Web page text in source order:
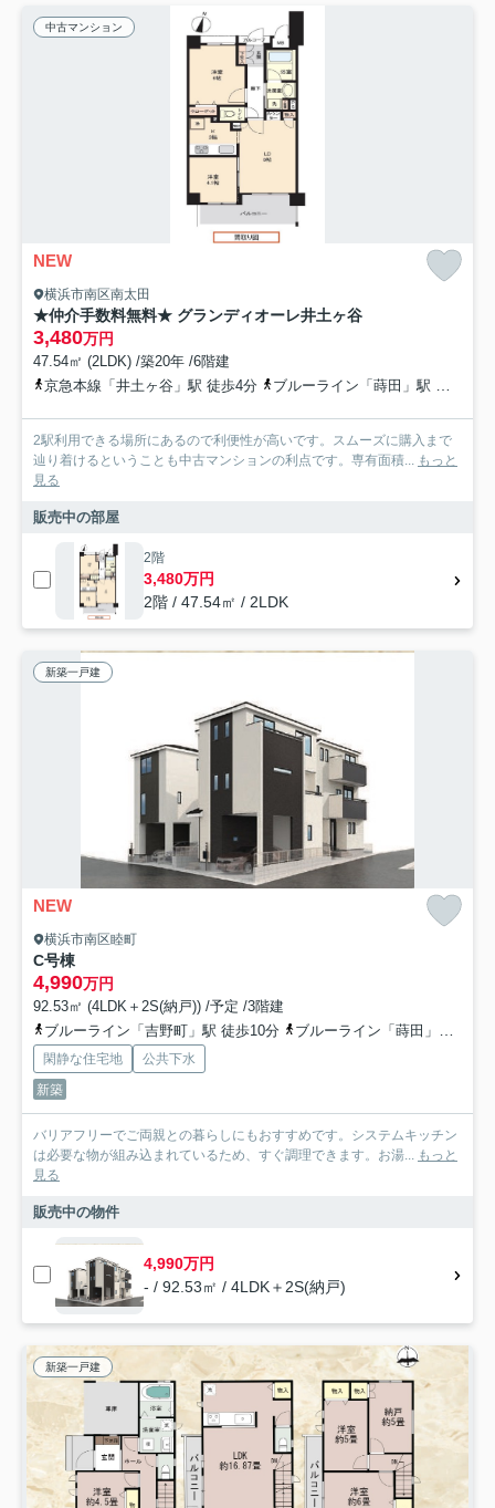
中古マンション
NEW
横浜市南区南太田
★仲介手数料無料★ グランディオーレ井土ヶ谷
3,480万円
47.54㎡ (2LDK) /築20年 /6階建
京急本線「井土ヶ谷」駅 徒歩4分
ブルーライン「蒔田」駅 徒歩13分
2駅利用できる場所にあるので利便性が高いです。スムーズに購入まで
辿り着けるということも中古マンションの利点です。専有面積...
もっと
見る
販売中の部屋
2階
3,480万円
2階 / 47.54㎡ / 2LDK
新築一戸建
NEW
横浜市南区睦町
C号棟
4,990万円
92.53㎡ (4LDK＋2S(納戸)) /予定 /3階建
ブルーライン「吉野町」駅 徒歩10分
ブルーライン「蒔田」駅 徒歩14分
閑静な住宅地
公共下水
新築
バリアフリーでご両親との暮らしにもおすすめです。システムキッチン
は必要な物が組み込まれているため、すぐ調理できます。お湯...
もっと
見る
販売中の物件
4,990万円
- / 92.53㎡ / 4LDK＋2S(納戸)
新築一戸建